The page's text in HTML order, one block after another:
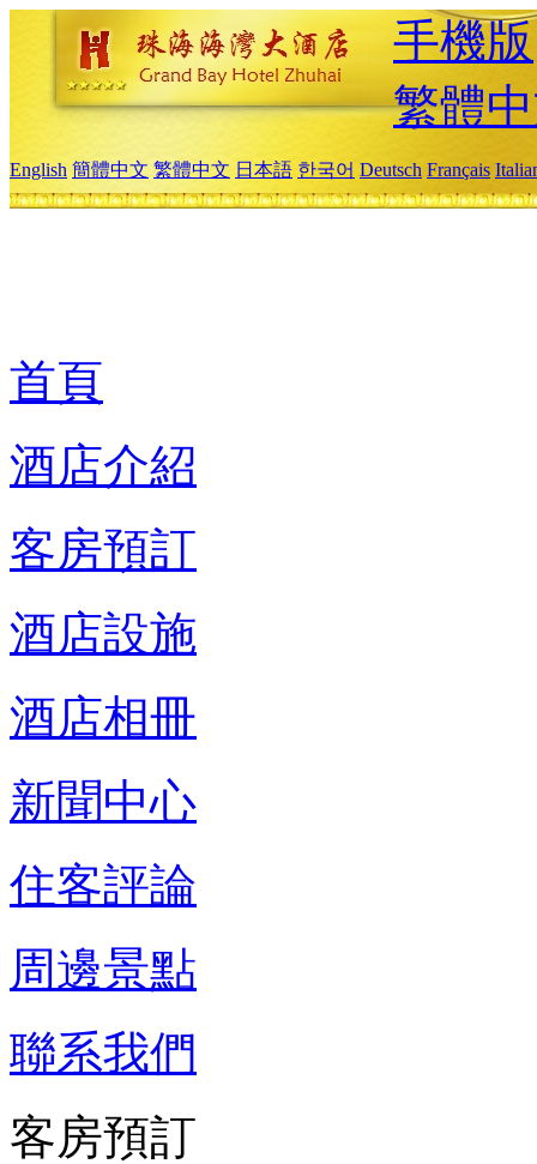
手機版
繁體
English 簡體中文 繁體中文 日本語 한국어 Deutsch Français
首頁
酒店介紹
客房預訂
酒店設施
酒店相冊
新聞中心
住客評論
周邊景點
聯系我們
客房預訂